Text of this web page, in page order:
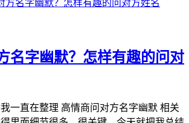
名字幽默？怎样有趣的问对
一直在整理 高情商问对方名字幽默 相关